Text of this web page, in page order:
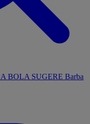
A BOLA SUGERE Barba